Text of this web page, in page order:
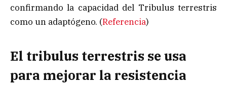
confirmando la capacidad del Tribulus terrestris
como un adaptógeno. (Referencia)
El tribulus terrestris se usa
para mejorar la resistencia